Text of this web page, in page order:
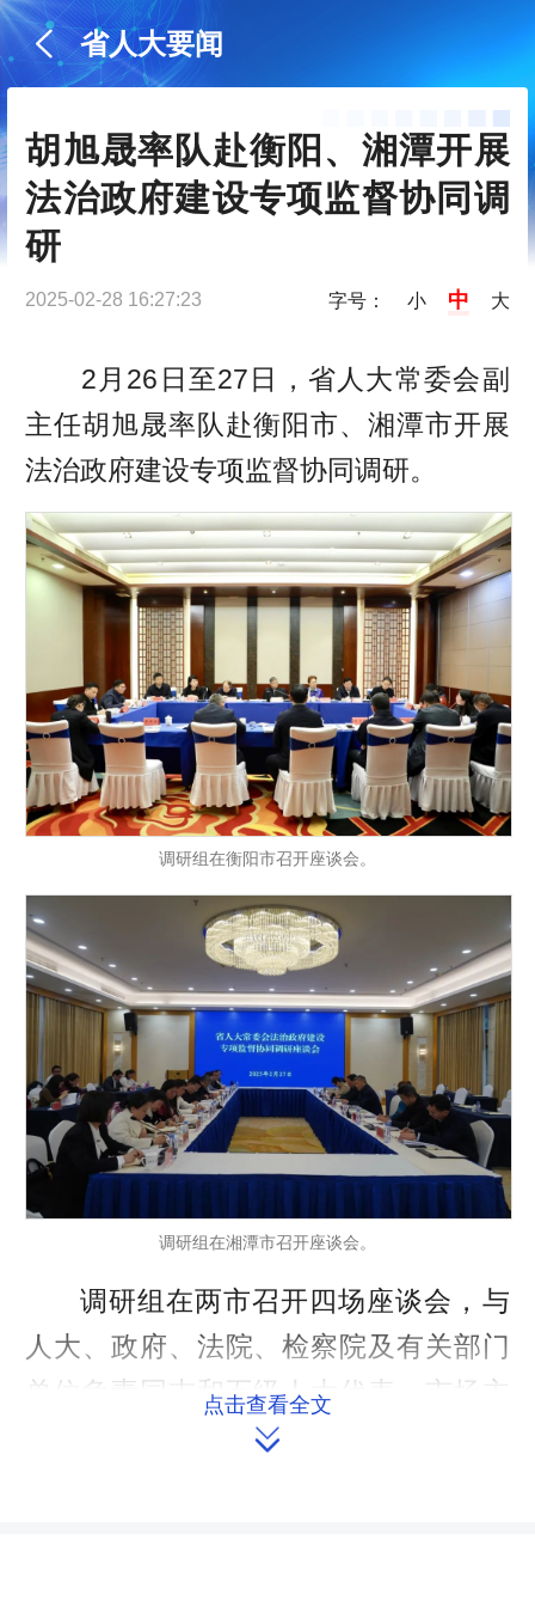
省人大要闻
胡旭晟率队赴衡阳、湘潭开展
法治政府建设专项监督协同调
研
2025-02-28 16:27:23 字号： 小 中 大
2月26日至27日，省人大常委会副
主任胡旭晟率队赴衡阳市、湘潭市开展
法治政府建设专项监督协同调研。
调研组在衡阳市召开座谈会。
调研组在湘潭市召开座谈会。
调研组在两市召开四场座谈会，与
人大、政府、法院、检察院及有关部门
单位负责同志和五级人大代表、市场主
体负责人、法律专业人士面对面交流，
点击查看全文
